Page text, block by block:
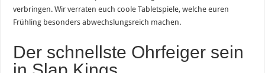
verbringen. Wir verraten euch coole Tabletspiele, welche euren
Frühling besonders abwechslungsreich machen.
Der schnellste Ohrfeiger sein